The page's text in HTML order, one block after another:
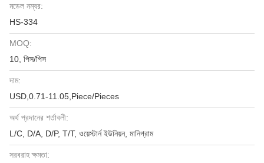
মডেল নম্বর:
HS-334
MOQ:
10, পিস/পিস
দাম:
USD,0.71-11.05,Piece/Pieces
অর্থ প্রদানের শর্তাবলী:
L/C, D/A, D/P, T/T, ওয়েস্টার্ন ইউনিয়ন, মানিগ্রাম
সরবরাহ ক্ষমতা: